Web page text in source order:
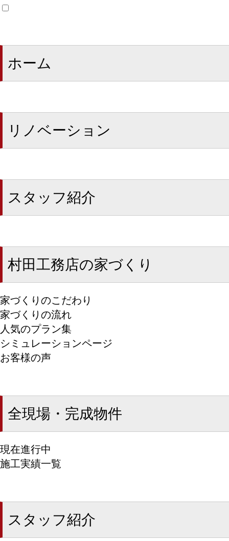
ホーム
リノベーション
スタッフ紹介
村田工務店の家づくり
家づくりのこだわり
家づくりの流れ
人気のプラン集
シミュレーションページ
お客様の声
全現場・完成物件
現在進行中
施工実績一覧
スタッフ紹介